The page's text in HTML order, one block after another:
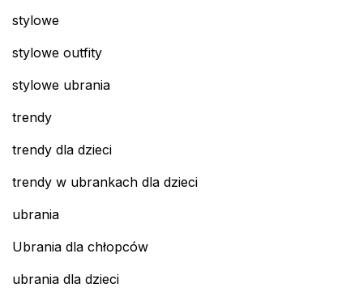
stylowe
stylowe outfity
stylowe ubrania
trendy
trendy dla dzieci
trendy w ubrankach dla dzieci
ubrania
Ubrania dla chłopców
ubrania dla dzieci